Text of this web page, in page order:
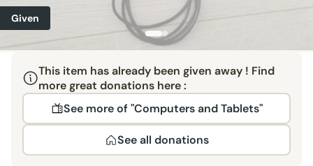
Given
This item has already been given away ! Find
more great donations here :
See more of "Computers and Tablets"
See all donations